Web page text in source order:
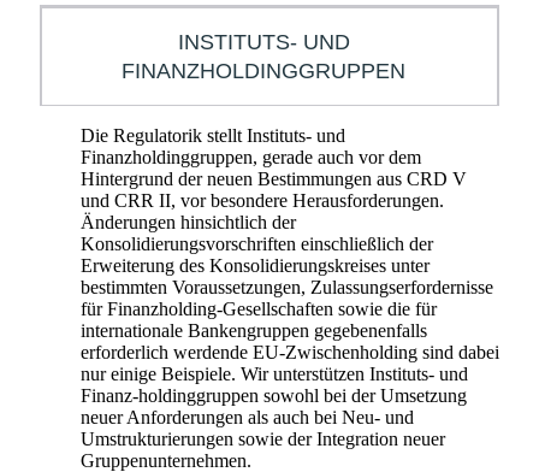
INSTITUTS- UND
FINANZHOLDINGGRUPPEN
Die Regulatorik stellt Instituts- und
Finanzholdinggruppen, gerade auch vor dem
Hintergrund der neuen Bestimmungen aus CRD V
und CRR II, vor besondere Herausforderungen.
Änderungen hinsichtlich der
Konsolidierungsvorschriften einschließlich der
Erweiterung des Konsolidierungskreises unter
bestimmten Voraussetzungen, Zulassungserfordernisse
für Finanzholding-Gesellschaften sowie die für
internationale Bankengruppen gegebenenfalls
erforderlich werdende EU-Zwischenholding sind dabei
nur einige Beispiele. Wir unterstützen Instituts- und
Finanz-holdinggruppen sowohl bei der Umsetzung
neuer Anforderungen als auch bei Neu- und
Umstrukturierungen sowie der Integration neuer
Gruppenunternehmen.